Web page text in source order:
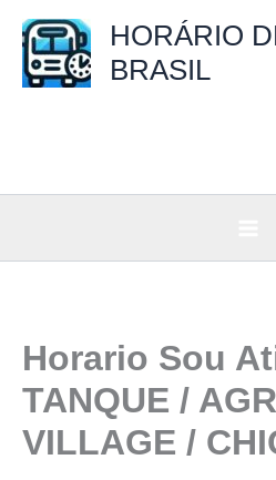
para
HORÁRIO
BRASIL
Horario Sou
TANQUE /
VILLAGE /